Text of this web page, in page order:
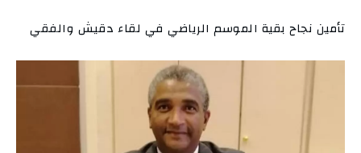
تأمين نجاح بقية الموسم الرياضي في لقاء دقيش والفقي